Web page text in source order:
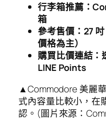
行李箱推薦：
箱
參考售價：27
價格為主）
購買比價連結：
LINE Points
▲Commodore 美麗
式內容量比較小，在
認。(圖片來源：